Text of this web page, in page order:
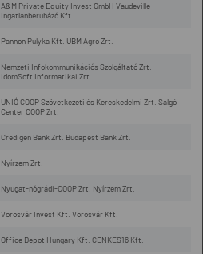
A&M Private Equity Invest GmbH Vaudeville
Ingatlanberuházó Kft.
Pannon Pulyka Kft. UBM Agro Zrt.
Nemzeti Infokommunikációs Szolgáltató Zrt.
IdomSoft Informatikai Zrt.
UNIÓ COOP Szövetkezeti és Kereskedelmi Zrt. Salgó
Center COOP Zrt.
Credigen Bank Zrt. Budapest Bank Zrt.
Nyírzem Zrt.
Nyugat-nógrádi-COOP Zrt. Nyírzem Zrt.
Vörösvár Invest Kft. Vörösvár Kft.
Office Depot Hungary Kft. CENKES16 Kft.